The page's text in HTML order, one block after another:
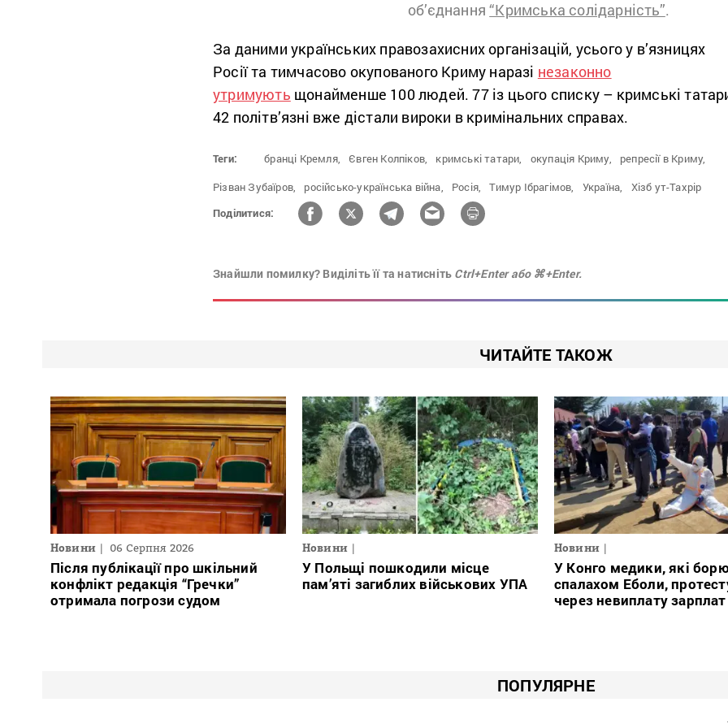
об’єднання“Кримська солідарність”.
За даними українських правозахисних організацій, усього у в’язницях
Росії та тимчасово окупованого Криму наразі незаконно
утримують щонайменше 100 людей. 77 із цього списку – кримські
42 політв’язні вже дістали вироки в кримінальних справах.
Теги: бранці Кремля, Євген Колпіков, кримські татари, окупація Криму,
репресії в Криму,
Різван Зубаїров,
російсько-українська війна, Росія, Тимур Ібрагімов, Україна,
Хізб ут-Тахрір
Поділитися:
Знайшли помилку? Виділіть її та натисніть Ctrl+Enter або ⌘+Enter.
ЧИТАЙТЕ ТАКОЖ
Новини 06 Серпня 2026
Після публікації про шкільний
конфлікт редакція “Гречки”
отримала погрози судом
Новини
У Польщі пошкодили місце
пам’яті загиблих військових УПА
Новини
У Конго медики, які
спалахом Еболи,
через невиплату зарплат
ПОПУЛЯРНЕ